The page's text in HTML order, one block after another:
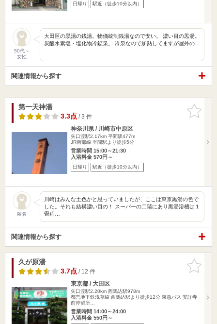
日帰り 駅近（徒歩10分以内）
50代～
女性
大田区の黒湯の銭湯。物価統制銭湯なので安い。 濃い目の黒湯。
炭酸水素塩・塩化物冷鉱泉。 冷泉なので加熱してますが屋外の…
関連情報から探す
お気に入
りに追加
第一天神湯
3.3点/ 3 件
神奈川県 / 川崎市中原区
矢口渡駅2.17km 平間駅477m
JR南部線 平間駅より徒歩5分
営業時間 15:00～21:30
入浴料金 570円～
日帰り 駅近（徒歩10分以内）
匿名
川崎はみんな土色かと思っていましたが、ここは東京黒湯の色で
した。それも結構濃い目の！ スーパーの二階にあり黒湯浴槽は１
畳程…
関連情報から探す
お気に入
りに追加
久が原湯
3.7点/ 12 件
東京都 / 大田区
矢口渡駅2.20km 西馬込駅978m
都営地下鉄浅草線 西馬込駅より徒歩12分 東急バス 安詳寺
前停留所…
営業時間 14:00～24:00
入浴料金 550円～